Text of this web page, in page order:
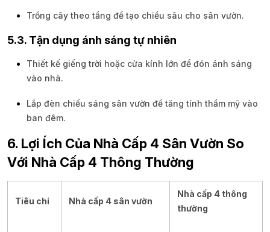
Trồng cây theo tầng để tạo chiều sâu cho sân vườn.
5.3. Tận dụng ánh sáng tự nhiên
Thiết kế giếng trời hoặc cửa kính lớn để đón ánh sáng
vào nhà.
Lắp đèn chiếu sáng sân vườn để tăng tính thẩm mỹ vào
ban đêm.
6. Lợi Ích Của Nhà Cấp 4 Sân Vườn So
Với Nhà Cấp 4 Thông Thường
Tiêu chí Nhà cấp 4 sân vườn
Nhà cấp 4 thông
thường